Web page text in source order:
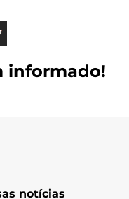
informado!
notícias